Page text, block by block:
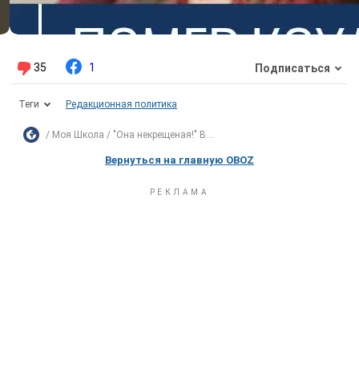
35 1 Подписаться
Теги Редакционная политика
Моя Школа "Она некрещеная!" В...
Вернуться на главную OBOZ